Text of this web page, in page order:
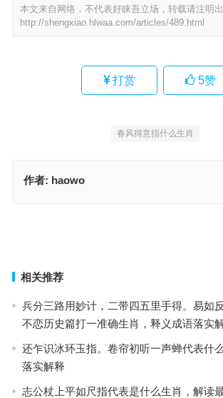
本文来自网络，不代表好睐吾立场，转载请注明出
http://shengxiao.hlwaa.com/articles/489.html
打赏 5赞
春风得意指什么生肖
作者: haowo
相关推荐
兵分三路用妙计，二带四五里手得。易如
不恋历史篇打一准确生肖，释义成语落实
还乍识冰环玉指。卷帘初听一声蝉代表什
落实解释
志公杖上平如尺指代表是什么生肖，解读